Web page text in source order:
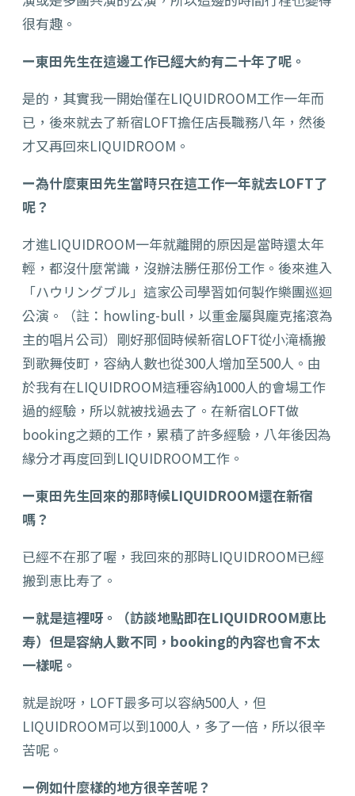
很有趣。
ー東田先生在這邊工作已經大約有二十年了呢。
是的，其實我一開始僅在LIQUIDROOM工作一年而
已，後來就去了新宿LOFT擔任店長職務八年，然後
才又再回來LIQUIDROOM。
ー為什麼東田先生當時只在這工作一年就去LOFT了
呢？
才進LIQUIDROOM一年就離開的原因是當時還太年
輕，都沒什麼常識，沒辦法勝任那份工作。後來進入
「ハウリングブル」這家公司學習如何製作樂團巡迴
公演。（註：howling-bull，以重金屬與龐克搖滾為
主的唱片公司）剛好那個時候新宿LOFT從小滝橋搬
到歌舞伎町，容納人數也從300人增加至500人。由
於我有在LIQUIDROOM這種容納1000人的會場工作
過的經驗，所以就被找過去了。在新宿LOFT做
booking之類的工作，累積了許多經驗，八年後因為
緣分才再度回到LIQUIDROOM工作。
ー東田先生回來的那時候LIQUIDROOM還在新宿
嗎？
已經不在那了喔，我回來的那時LIQUIDROOM已經
搬到恵比寿了。
ー就是這裡呀。（訪談地點即在LIQUIDROOM恵比
寿）但是容納人數不同，booking的內容也會不太
一樣呢。
就是說呀，LOFT最多可以容納500人，但
LIQUIDROOM可以到1000人，多了一倍，所以很辛
苦呢。
ー例如什麼樣的地方很辛苦呢？